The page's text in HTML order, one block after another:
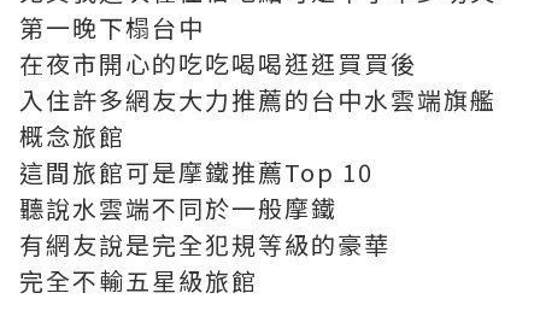
第一晚下榻台中
在夜市開心的吃吃喝喝逛逛買買後
入住許多網友大力推薦的台中水雲端旗艦
概念旅館
這間旅館可是摩鐵推薦Top 10
聽說水雲端不同於一般摩鐵
有網友說是完全犯規等級的豪華
完全不輸五星級旅館